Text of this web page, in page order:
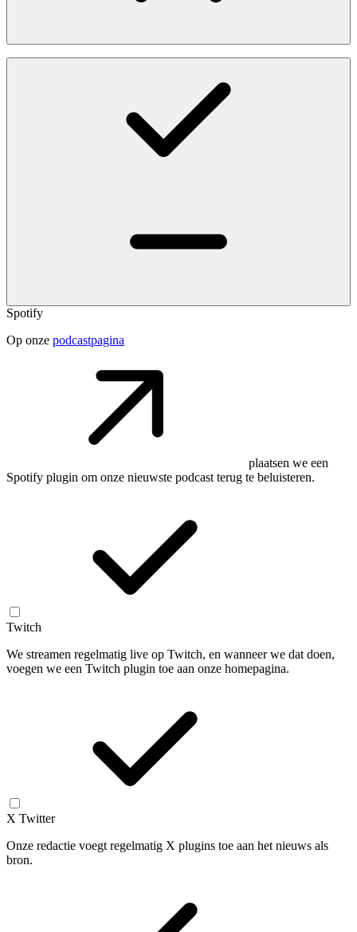
Spotify
Op onze podcastpagina
plaatsen we een
Spotify plugin om onze nieuwste podcast terug te beluisteren.
Twitch
We streamen regelmatig live op Twitch, en wanneer we dat doen,
voegen we een Twitch plugin toe aan onze homepagina.
X Twitter
Onze redactie voegt regelmatig X plugins toe aan het nieuws als
bron.